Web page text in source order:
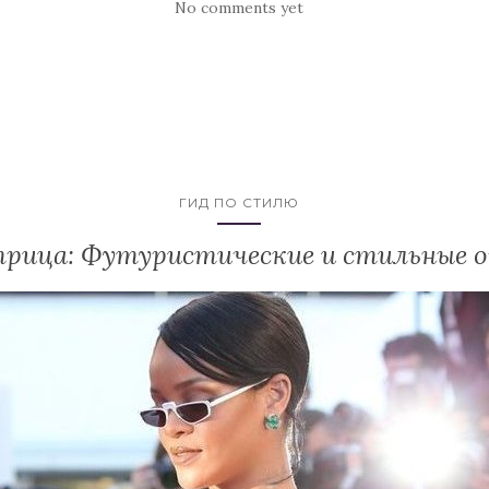
No comments yet
ГИД ПО СТИЛЮ
Футуристические и стильные